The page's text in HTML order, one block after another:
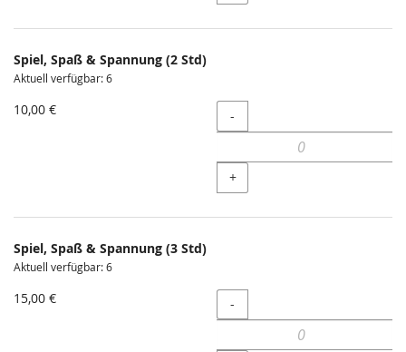
Spiel, Spaß & Spannung (2 Std)
Aktuell verfügbar: 6
10,00 € Menge
-
+
Spiel, Spaß & Spannung (3 Std)
Aktuell verfügbar: 6
15,00 € Menge
-